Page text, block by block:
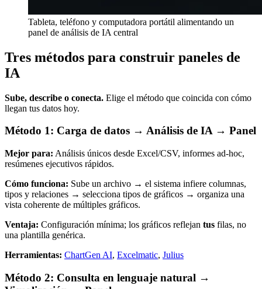
Tableta, teléfono y computadora portátil alimentando un
panel de análisis de IA central
Tres métodos para construir paneles de
IA
Sube, describe o conecta. Elige el método que coincida con cómo
llegan tus datos hoy.
Método 1: Carga de datos → Análisis de IA → Panel
Mejor para: Análisis únicos desde Excel/CSV, informes ad-hoc,
resúmenes ejecutivos rápidos.
Cómo funciona: Sube un archivo → el sistema infiere columnas,
tipos y relaciones → selecciona tipos de gráficos → organiza una
vista coherente de múltiples gráficos.
Ventaja: Configuración mínima; los gráficos reflejan tus filas, no
una plantilla genérica.
Herramientas: ChartGen AI, Excelmatic, Julius
Método 2: Consulta en lenguaje natural →